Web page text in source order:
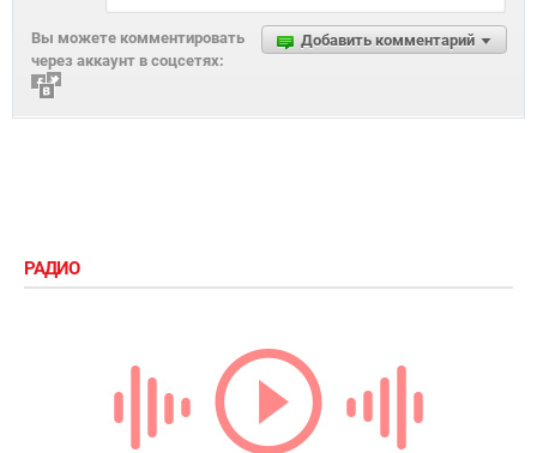
Добавить комментарий
Вы можете комментировать
через аккаунт в соцсетях:
РАДИО